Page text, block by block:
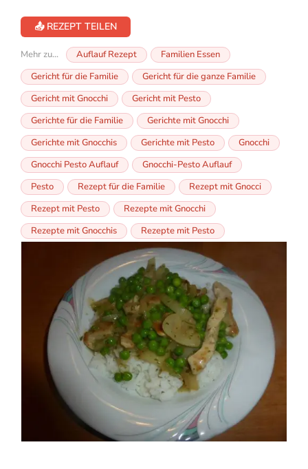
📤 REZEPT TEILEN
Mehr zu... Auflauf Rezept
Familien Essen
Gericht für die Familie
Gericht für die ganze Familie
Gericht mit Gnocchi
Gericht mit Pesto
Gerichte für die Familie
Gerichte mit Gnocchi
Gerichte mit Gnocchis
Gerichte mit Pesto
Gnocchi
Gnocchi Pesto Auflauf
Gnocchi-Pesto Auflauf
Pesto
Rezept für die Familie
Rezept mit Gnocci
Rezept mit Pesto
Rezepte mit Gnocchi
Rezepte mit Gnocchis
Rezepte mit Pesto